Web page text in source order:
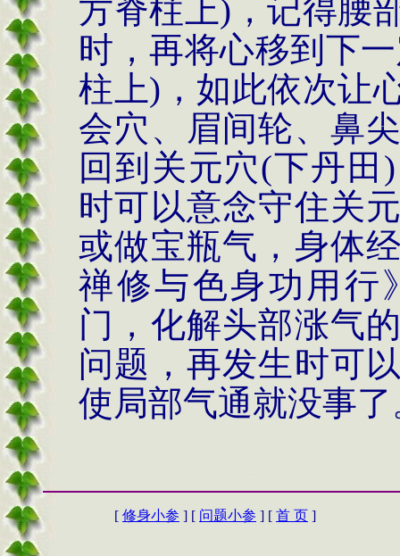
方脊柱上) ，记得腰
时，再将心移到下
柱上) ，如此依次让
会穴、眉间轮、鼻
回到关元穴(下丹田 )
时可以意念守住关
或做宝瓶气，身体
禅修与色身功用行
门，化解头部涨气
问题，再发生时可
使局部气通就没事
[ 修身小参 ] [ 问题小参 ] [ 首 页 ]